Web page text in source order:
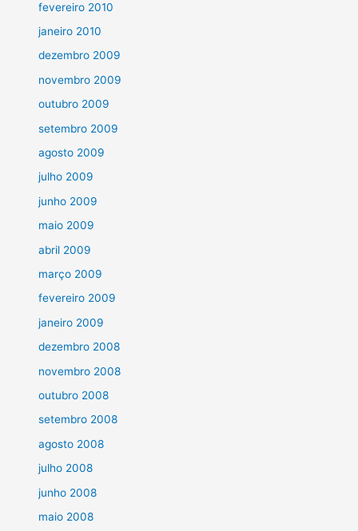
fevereiro 2010
janeiro 2010
dezembro 2009
novembro 2009
outubro 2009
setembro 2009
agosto 2009
julho 2009
junho 2009
maio 2009
abril 2009
março 2009
fevereiro 2009
janeiro 2009
dezembro 2008
novembro 2008
outubro 2008
setembro 2008
agosto 2008
julho 2008
junho 2008
maio 2008